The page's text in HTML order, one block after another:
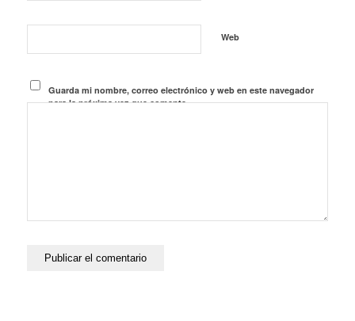
Web
Guarda mi nombre, correo electrónico y web en este navegador
para la próxima vez que comente.